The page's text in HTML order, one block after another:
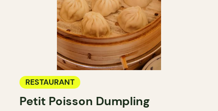
RESTAURANT
Petit Poisson Dumpling